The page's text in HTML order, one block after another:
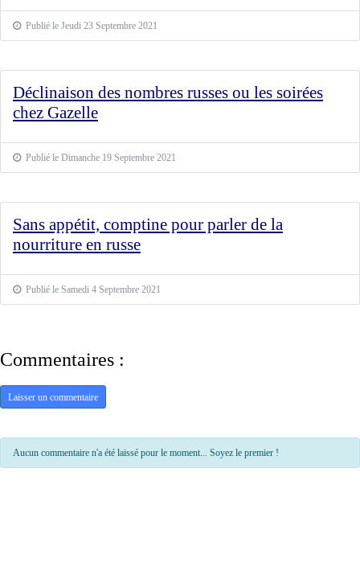
Publié le Jeudi 23 Septembre 2021
Déclinaison des nombres russes ou les soirées
chez Gazelle
Publié le Dimanche 19 Septembre 2021
Sans appétit, comptine pour parler de la
nourriture en russe
Publié le Samedi 4 Septembre 2021
Commentaires :
Laisser un commentaire
Aucun commentaire n'a été laissé pour le moment... Soyez le premier !